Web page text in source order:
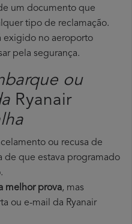
um documento que
tipo de reclamação.
exigido no aeroporto
pela segurança.
ou
Ryanair
ou recusa de
de que estava programado
melhor prova, mas
ou e-mail da Ryanair